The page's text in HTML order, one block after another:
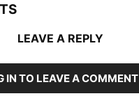
LEAVE A REPLY
IN TO LEAVE A COMMENT